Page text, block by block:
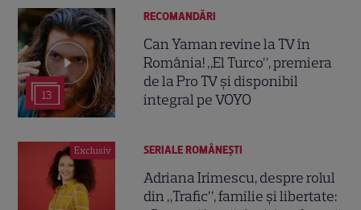
13
RECOMANDĂRI
Can Yaman revine la TV în
România! „El Turco”, premiera
de la Pro TV și disponibil
integral pe VOYO
Exclusiv SERIALE ROMÂNEŞTI
Adriana Irimescu, despre rolul
din „Trafic”, familie și libertate: